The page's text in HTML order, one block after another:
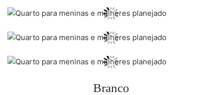
Branco